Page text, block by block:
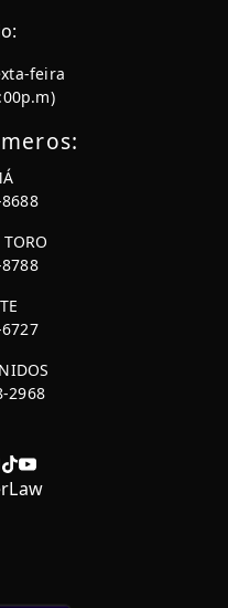
feira
2968